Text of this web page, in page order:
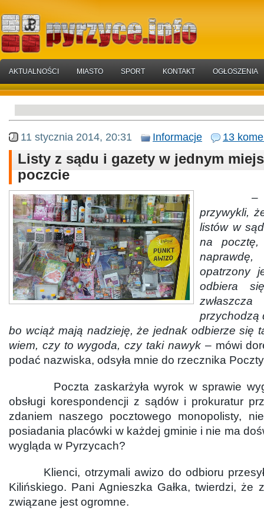
AKTUALNOŚCI MIASTO SPORT KONTAKT OGŁOSZENIA
11 stycznia 2014, 20:31 Informacje 13
Listy z sądu i gazety w jednym
poczcie
–
przywykli,
listów w
na
opatrzony
odbiera
przychodzą
bo wciąż mają nadzieję, że jednak odbierze się
wiem, czy to wygoda, czy taki nawyk– mówi
podać nazwiska, odsyła mnie do rzecznika
Poczta zaskarżyła wyrok w sprawie
obsługi korespondencji z sądów i prokuratur
zdaniem naszego pocztowego monopolisty,
posiadania placówki w każdej gminie i nie ma
wygląda w Pyrzycach?
Klienci, otrzymali awizo do odbioru
Kilińskiego. Pani Agnieszka Gałka, twierdzi, że
związane jest ogromne.